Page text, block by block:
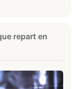
repart en